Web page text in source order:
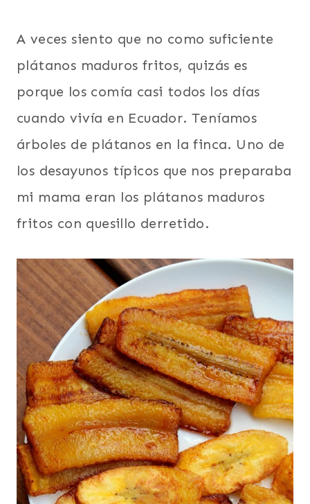
A veces siento que no como suficiente
plátanos maduros fritos, quizás es
porque los comía casi todos los días
cuando vivía en Ecuador. Teníamos
árboles de plátanos en la finca. Uno de
los desayunos típicos que nos preparaba
mi mama eran los plátanos maduros
fritos con quesillo derretido.